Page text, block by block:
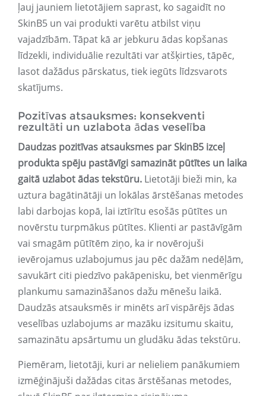
ļauj jauniem lietotājiem saprast, ko sagaidīt no
SkinB5 un vai produkti varētu atbilst viņu
vajadzībām. Tāpat kā ar jebkuru ādas kopšanas
līdzekli, individuālie rezultāti var atšķirties, tāpēc,
lasot dažādus pārskatus, tiek iegūts līdzsvarots
skatījums.
Pozitīvas atsauksmes: konsekventi
rezultāti un uzlabota ādas veselība
Daudzas pozitīvas atsauksmes par SkinB5 izceļ
produkta spēju pastāvīgi samazināt pūtītes un laika
gaitā uzlabot ādas tekstūru. Lietotāji bieži min, ka
uztura bagātinātāji un lokālas ārstēšanas metodes
labi darbojas kopā, lai iztīrītu esošās pūtītes un
novērstu turpmākus pūtītes. Klienti ar pastāvīgām
vai smagām pūtītēm ziņo, ka ir novērojuši
ievērojamus uzlabojumus jau pēc dažām nedēļām,
savukārt citi piedzīvo pakāpenisku, bet vienmērīgu
plankumu samazināšanos dažu mēnešu laikā.
Daudzās atsauksmēs ir minēts arī vispārējs ādas
veselības uzlabojums ar mazāku izsitumu skaitu,
samazinātu apsārtumu un gludāku ādas tekstūru.
Piemēram, lietotāji, kuri ar nelieliem panākumiem
izmēģinājuši dažādas citas ārstēšanas metodes,